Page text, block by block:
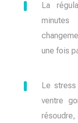
La
une fois
Le
ventre